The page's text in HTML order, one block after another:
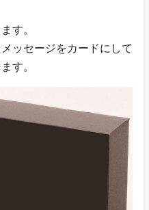
す。
ッセージをカードにして
す。